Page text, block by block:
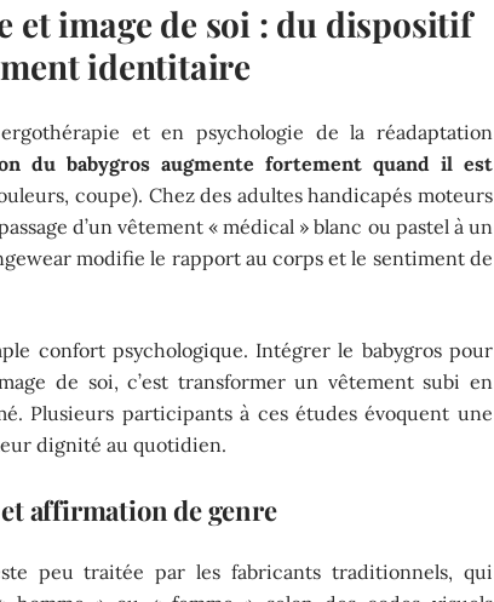
et image de soi : du dispositif
identitaire
et en psychologie de la réadaptation
du babygros augmente fortement quand il est
coupe). Chez des adultes handicapés moteurs
d’un vêtement « médical » blanc ou pastel à un
modifie le rapport au corps et le sentiment de
confort psychologique. Intégrer le babygros pour
de soi, c’est transformer un vêtement subi en
Plusieurs participants à ces études évoquent une
dignité au quotidien.
affirmation de genre
peu traitée par les fabricants traditionnels, qui